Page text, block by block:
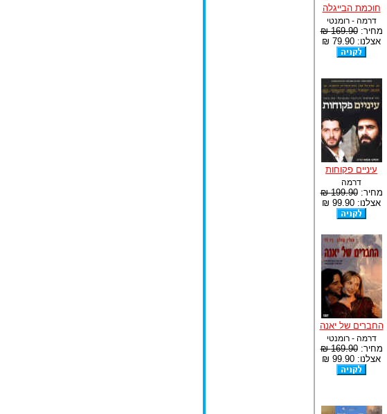
חוכמת הבייגלה
דרמה - רומנטי
מחיר:169.90 ₪
אצלנו: 79.90 ₪
עיניים פקוחות
דרמה
מחיר:199.90 ₪
אצלנו: 99.90 ₪
החברים של יאנה
דרמה - רומנטי
מחיר:169.90 ₪
אצלנו: 99.90 ₪